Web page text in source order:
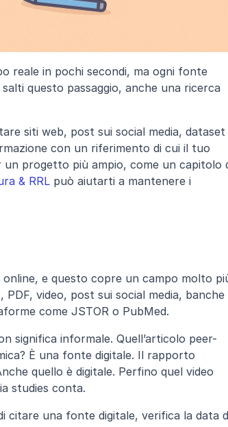
reale in pochi secondi, ma ogni fonte
questo passaggio, anche una ricerca
siti web, post sui social media, dataset
con un riferimento di cui il tuo
progetto più ampio, come un capitolo
& RRL può aiutarti a mantenere i
e questo copre un campo molto
video, post sui social media, banche
come JSTOR o PubMed.
significa informale. Quell’articolo peer-
È una fonte digitale. Il rapporto
quello è digitale. Perfino quel video
studies conta.
citare una fonte digitale, verifica la data